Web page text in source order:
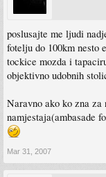
poslusajte me ljudi
fotelju do 100km nesto
tockice mozda i
objektivno udobnih
Naravno ako ko zna za
namjestaja(ambasade
Mar 31, 2007